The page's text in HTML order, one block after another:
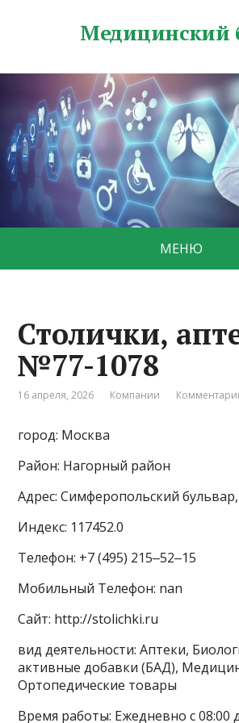
Медицинский
МЕНЮ
Столички,
№77-1078
16 апреля, 2026 Компании
город: Москва
Район: Нагорный район
Адрес: Симферопольский бульвар,
Индекс: 117452.0
Телефон: +7 (495) 215‒52‒15
Мобильный Телефон: nan
Сайт: http://stolichki.ru
вид деятельности: Аптеки,
активные добавки (БАД),
Ортопедические товары
Время работы: Ежедневно с 08:00